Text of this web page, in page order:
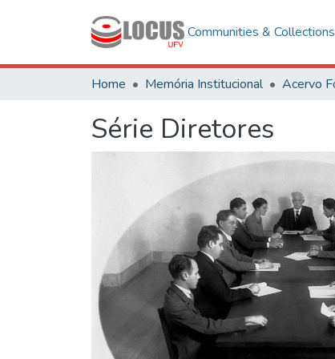
Communities & Collections
Home Memória Institucional
Série Diretores